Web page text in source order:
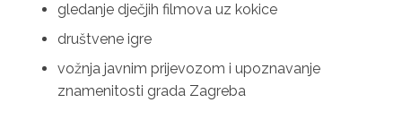
gledanje dječjih filmova uz kokice
društvene igre
vožnja javnim prijevozom i upoznavanje
znamenitosti grada Zagreba